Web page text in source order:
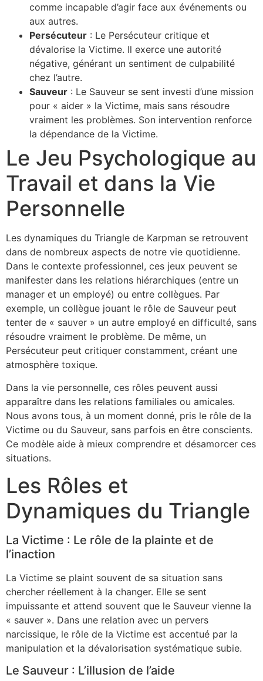
comme incapable d’agir face aux événements ou
aux autres.
Persécuteur : Le Persécuteur critique et
dévalorise la Victime. Il exerce une autorité
négative, générant un sentiment de culpabilité
chez l’autre.
Sauveur : Le Sauveur se sent investi d’une mission
pour « aider » la Victime, mais sans résoudre
vraiment les problèmes. Son intervention renforce
la dépendance de la Victime.
Le Jeu Psychologique au
Travail et dans la Vie
Personnelle
Les dynamiques du Triangle de Karpman se retrouvent
dans de nombreux aspects de notre vie quotidienne.
Dans le contexte professionnel, ces jeux peuvent se
manifester dans les relations hiérarchiques (entre un
manager et un employé) ou entre collègues. Par
exemple, un collègue jouant le rôle de Sauveur peut
tenter de « sauver » un autre employé en difficulté, sans
résoudre vraiment le problème. De même, un
Persécuteur peut critiquer constamment, créant une
atmosphère toxique.
Dans la vie personnelle, ces rôles peuvent aussi
apparaître dans les relations familiales ou amicales.
Nous avons tous, à un moment donné, pris le rôle de la
Victime ou du Sauveur, sans parfois en être conscients.
Ce modèle aide à mieux comprendre et désamorcer ces
situations.
Les Rôles et
Dynamiques du Triangle
La Victime : Le rôle de la plainte et de
l’inaction
La Victime se plaint souvent de sa situation sans
chercher réellement à la changer. Elle se sent
impuissante et attend souvent que le Sauveur vienne la
« sauver ». Dans une relation avec un pervers
narcissique, le rôle de la Victime est accentué par la
manipulation et la dévalorisation systématique subie.
Le Sauveur : L’illusion de l’aide